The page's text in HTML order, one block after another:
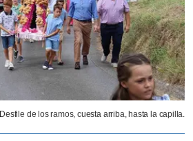
Desfile de los ramos, cuesta arriba, hasta la capilla.